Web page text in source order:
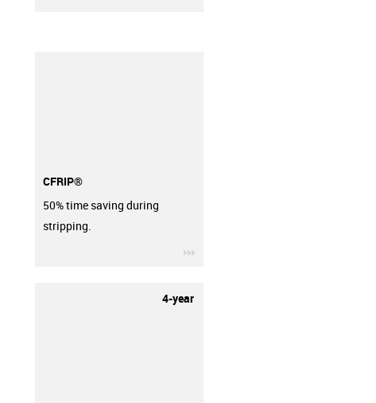
CFRIP®
50% time saving during
stripping.
4-year